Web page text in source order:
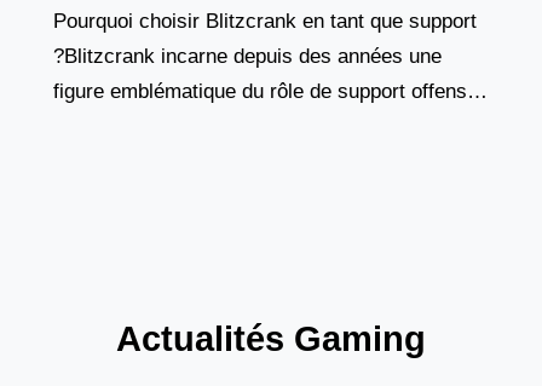
Pourquoi choisir Blitzcrank en tant que support
?Blitzcrank incarne depuis des années une
figure emblématique du rôle de support offensif.
Actualités Gaming